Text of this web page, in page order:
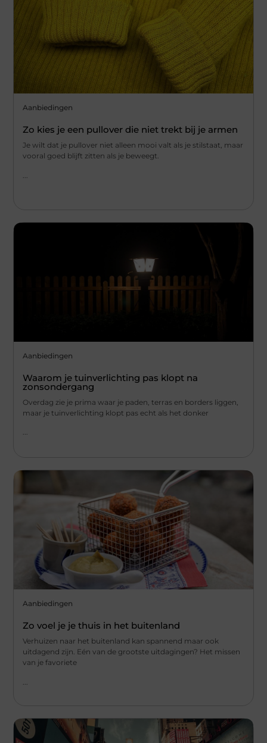
Aanbiedingen
Zo kies je een pullover die niet trekt bij je armen
Je wilt dat je pullover niet alleen mooi valt als je stilstaat, maar
vooral goed blijft zitten als je beweegt.
Aanbiedingen
Waarom je tuinverlichting pas klopt na
zonsondergang
Overdag zie je prima waar je paden, terras en borders liggen,
maar je tuinverlichting klopt pas echt als het donker
...
Aanbiedingen
Zo voel je je thuis in het buitenland
Verhuizen naar het buitenland kan spannend maar ook
uitdagend zijn. Eén van de grootste uitdagingen? Het missen
van je favoriete